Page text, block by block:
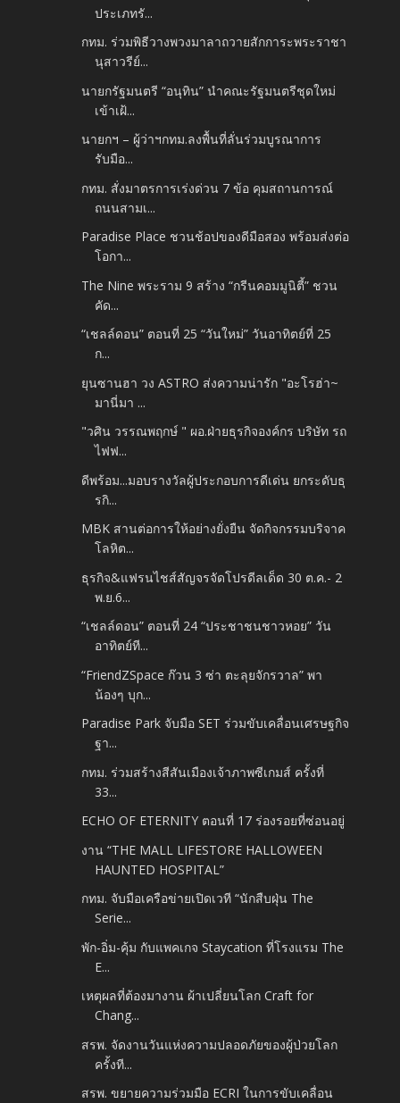
ประเภทรั...
กทม. ร่วมพิธีวางพวงมาลาถวายสักการะพระราชา
นุสาวรีย์...
นายกรัฐมนตรี “อนุทิน” นำคณะรัฐมนตรีชุดใหม่
เข้าเฝ้...
นายกฯ – ผู้ว่าฯกทม.ลงพื้นที่ลั่นร่วมบูรณาการ
รับมือ...
กทม. สั่งมาตรการเร่งด่วน 7 ข้อ คุมสถานการณ์
ถนนสามเ...
Paradise Place ชวนช้อปของดีมือสอง พร้อมส่งต่อ
โอกา...
The Nine พระราม 9 สร้าง “กรีนคอมมูนิตี้” ชวน
คัด...
“เชลล์ดอน” ตอนที่ 25 “วันใหม่” วันอาทิตย์ที่ 25
ก...
ยุนซานฮา วง ASTRO ส่งความน่ารัก "อะโรฮ่า~
มานี่มา ...
"วศิน วรรณพฤกษ์ " ผอ.ฝ่ายธุรกิจองค์กร บริษัท รถ
ไฟฟ...
ดีพร้อม...มอบรางวัลผู้ประกอบการดีเด่น ยกระดับธุ
รกิ...
MBK สานต่อการให้อย่างยั่งยืน จัดกิจกรรมบริจาค
โลหิต...
ธุรกิจ&แฟรนไชส์สัญจรจัดโปรดีลเด็ด 30 ต.ค.- 2
พ.ย.6...
“เชลล์ดอน” ตอนที่ 24 “ประชาชนชาวหอย” วัน
อาทิตย์ที...
“FriendZSpace ก๊วน 3 ซ่า ตะลุยจักรวาล” พา
น้องๆ บุก...
Paradise Park จับมือ SET ร่วมขับเคลื่อนเศรษฐกิจ
ฐา...
กทม. ร่วมสร้างสีสันเมืองเจ้าภาพซีเกมส์ ครั้งที่
33...
ECHO OF ETERNITY ตอนที่ 17 ร่องรอยที่ซ่อนอยู่
งาน “THE MALL LIFESTORE HALLOWEEN
HAUNTED HOSPITAL”
กทม. จับมือเครือข่ายเปิดเวที “นักสืบฝุ่น The
Serie...
พัก-อิ่ม-คุ้ม กับแพคเกจ Staycation ที่โรงแรม The
E...
เหตุผลที่ต้องมางาน ผ้าเปลี่ยนโลก Craft for
Chang...
สรพ. จัดงานวันแห่งความปลอดภัยของผู้ป่วยโลก
ครั้งที...
สรพ. ขยายความร่วมมือ ECRI ในการขับเคลื่อน